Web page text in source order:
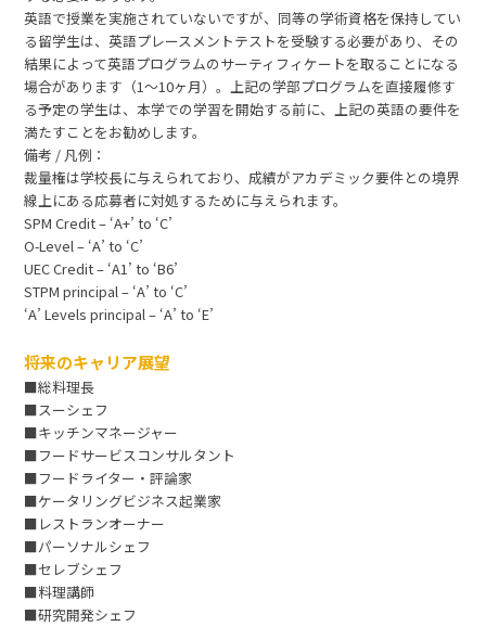
英語で授業を実施されていないですが、同等の学術資格を保持してい
る留学生は、英語プレースメントテストを受験する必要があり、その
結果によって英語プログラムのサーティフィケートを取ることになる
場合があります（1～10ヶ月）。上記の学部プログラムを直接履修す
る予定の学生は、本学での学習を開始する前に、上記の英語の要件を
満たすことをお勧めします。
備考 / 凡例：
裁量権は学校長に与えられており、成績がアカデミック要件との境界
線上にある応募者に対処するために与えられます。
SPM Credit – ‘A+’ to ‘C’
O-Level – ‘A’ to ‘C’
UEC Credit – ‘A1’ to ‘B6’
STPM principal – ‘A’ to ‘C’
‘A’ Levels principal – ‘A’ to ‘E’
将来のキャリア展望
■総料理長
■スーシェフ
■キッチンマネージャー
■フードサービスコンサルタント
■フードライター・評論家
■ケータリングビジネス起業家
■レストランオーナー
■パーソナルシェフ
■セレブシェフ
■料理講師
■研究開発シェフ